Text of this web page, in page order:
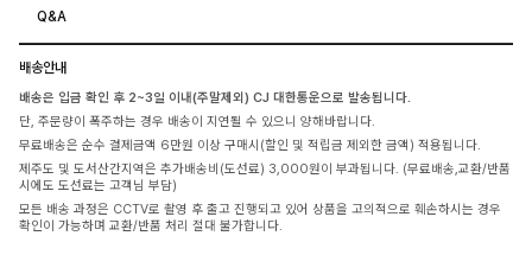
Q&A
배송안내
배송은 입금 확인 후 2~3일 이내(주말제외) CJ 대한통운으로 발송됩니다.
단, 주문량이 폭주하는 경우 배송이 지연될 수 있으니 양해바랍니다.
무료배송은 순수 결제금액 6만원 이상 구매시(할인 및 적립금 제외한 금액) 적용됩니다.
제주도 및 도서산간지역은 추가배송비(도선료) 3,000원이 부과됩니다. (무료배송,교환/반품
시에도 도선료는 고객님 부담)
모든 배송 과정은 CCTV로 촬영 후 출고 진행되고 있어 상품을 고의적으로 훼손하시는 경우
확인이 가능하며 교환/반품 처리 절대 불가합니다.